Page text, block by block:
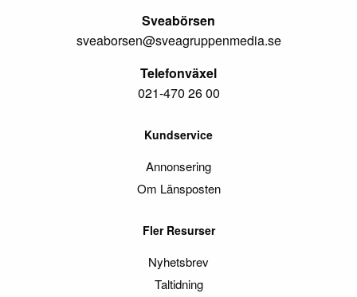
Sveabörsen
sveaborsen@sveagruppenmedia.se
Telefonväxel
021-470 26 00
Kundservice
Annonsering
Om Länsposten
Fler Resurser
Nyhetsbrev
Taltidning